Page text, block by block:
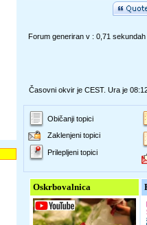
Forum generiran v : 0,71 sekundah
Časovni okvir je CEST. Ura je
Običanji topici
Zaklenjeni topici
Prilepljeni topici
Oskrbovalnica